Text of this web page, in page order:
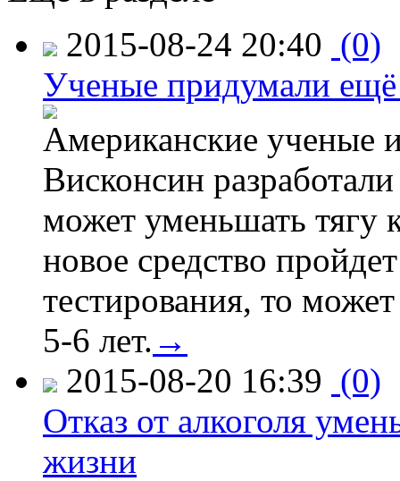
2015-08-24 20:40 (0)
Ученые придумали ещё
Американские ученые
Висконсин
может уменьшать тягу
новое средство
тестирования, то
5-6 лет. →
2015-08-20 16:39 (0)
Отказ от алкоголя
жизни